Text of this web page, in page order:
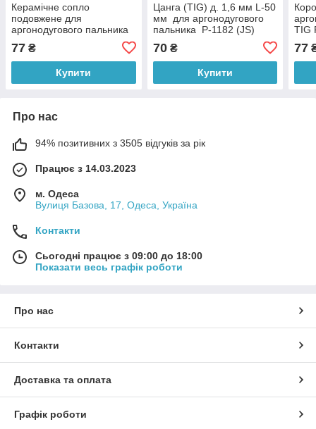
Керамічне сопло
подовжене для
аргонодугового пальника
1187 (JS)
77 ₴
Купити
Цанга (TIG) д. 1,6 мм L-50
мм для аргонодугового
пальника P-1182 (JS)
70₴
Купити
TIG
77
Про нас
94% позитивних з 3505 відгуків за рік
Працює з 14.03.2023
м. Одеса
Вулиця Базова, 17, Одеса, Україна
Контакти
Сьогодні працює з 09:00 до 18:00
Показати весь графік роботи
Про нас
Контакти
Доставка та оплата
Графік роботи